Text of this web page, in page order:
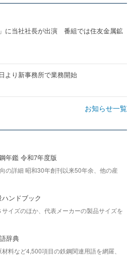
に当社社長が出演 番組では住友金属鉱
り新事務所で業務開始
お知らせ一覧
年鑑 令和7年度版
の詳細 昭和30年創刊以来50年余、他の産
ンドブック
イズのほか、代表メーカーの製品サイズを
辞典
料など4,500項目の鉄鋼関連用語を網羅、